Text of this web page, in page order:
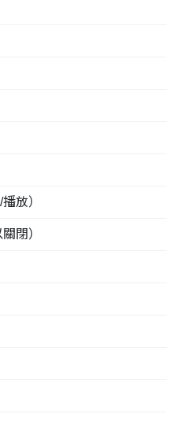
放）
閉）